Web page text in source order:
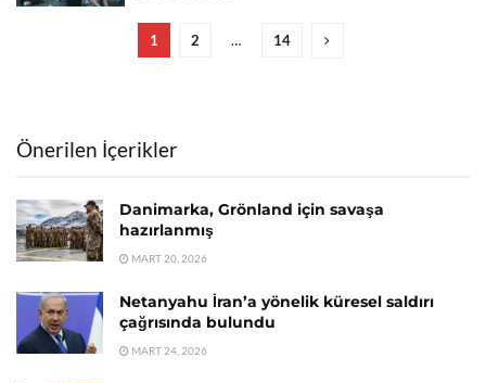
1 2 … 14
Önerilen İçerikler
Danimarka, Grönland için savaşa
hazırlanmış
MART 20, 2026
Netanyahu İran’a yönelik küresel saldırı
çağrısında bulundu
MART 24, 2026